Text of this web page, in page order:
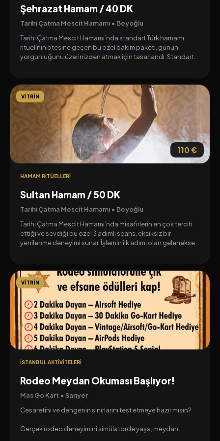
Şehrazat Hamam / 40 DK
Tarihi Çatma Mescit Hamamı • Beyoğlu
Tarihi Çatma Mescit Hamamı’nda standart Türk hamamı
ritüelinin ötesine geçen bu özel bakım paketi, günün
yorgunluğunu üzerinizden atmak için tasarlandı. Standart
omuz bölgenize dairesel hareketlerle ve hafif baskılarla
yapılır. Bu özel masaj ritüeli, üst vücuttaki kas gerginliğini
anında hafifletirken zihninizi sakinleştirerek tam bir
yenilenme ve rahatlama hissi sağlar.
VITRIN
110 €
HAMAM RITÜELLERI
Sultan Hamam / 50 DK
Tarihi Çatma Mescit Hamamı • Beyoğlu
Tarihi Çatma Mescit Hamamı’nda misafirlerin en çok tercih
ettiği ve sevdiği bu özel 3 adımlı seans, eksiksiz bir
yenilenme deneyimi sunar. İşlemin ilk adımı olan geleneksel
sağlar. İkinci adımda uygulanan rahatlatıcı köpüklü yıkama,
baştan ayağa tüm vücudunuzu canlandırarak
tazelenmenize yardımcı olur. Son aşamada ise tüm
vücudunuz organik bir maske ile yoğun bir şekilde
nemlendirilerek ipeksi bir yumuşaklığa kavuşturulur. Bu
otantik hamam deneyiminin sonucunda, derinlemesine
rahatlamış ve pürüzsüzleşmiş bir vücutla hamamdan
çıkarsınız.
VITRIN
İSTANBUL AKTIVITELERI
Rodeo Meydan Okuması Başlıyor!
Mas Go Kart • Sarıyer
Cesaretini ve dengenin sınırlarını test etmeye hazır mısın?
Gerçek rodeo deneyimini simülatörde yaşa, meydanı